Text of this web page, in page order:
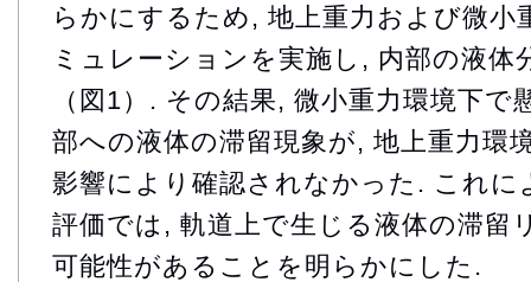
らかにするため, 地上重力および微小
ミュレーションを実施し, 内部の液体
（図1）. その結果, 微小重力環境下で
部への液体の滞留現象が, 地上重力環
影響により確認されなかった. これに
評価では, 軌道上で生じる液体の滞留
可能性があることを明らかにした.